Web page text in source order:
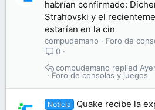
habrían confirmado:
Strahovski y el
estarían en la cin
compudemano
Foro de
0
Foro de consolas y juegos
compudemano
Noticia
Quake recibe la